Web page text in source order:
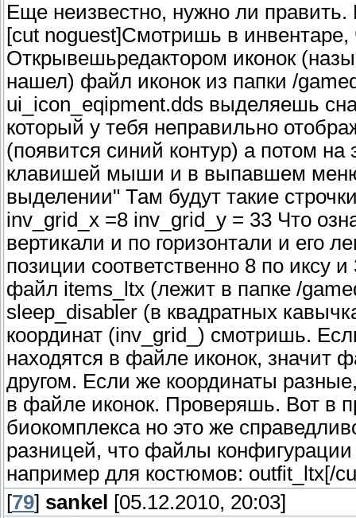
Еще неизвестно, нужно ли
[cut noguest]Смотришь в инвентаре,
Открывешьредактором иконок
нашел) файл иконок из папки /
ui_icon_eqipment.dds выделяешь
который у тебя неправильно
(появится синий контур) а потом
клавишей мыши и в выпавшем
выделении" Там будут такие
inv_grid_x =8 inv_grid_y = 33 Что
вертикали и по горизонтали и его
позиции соответственно 8 по иксу
файл items_ltx (лежит в папке /
sleep_disabler (в квадратных
координат (inv_grid_) смотришь.
находятся в файле иконок, значит
другом. Если же координаты
в файле иконок. Проверяшь. Вот в
биокомплекса но это же
разницей, что файлы
например для костюмов: outfit_ltx[/
[79] sankel
[05.12.2010, 20:03]